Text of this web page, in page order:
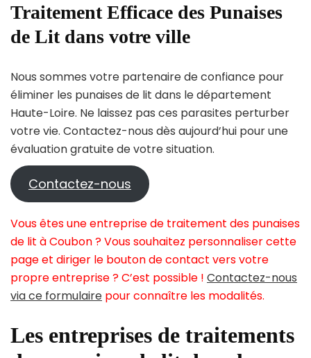
Traitement Efficace des Punaises
de Lit dans votre ville
Nous sommes votre partenaire de confiance pour
éliminer les punaises de lit dans le département
Haute-Loire. Ne laissez pas ces parasites perturber
votre vie. Contactez-nous dès aujourd’hui pour une
évaluation gratuite de votre situation.
Contactez-nous
Vous êtes une entreprise de traitement des punaises
de lit à Coubon ? Vous souhaitez personnaliser cette
page et diriger le bouton de contact vers votre
propre entreprise ? C’est possible ! Contactez-nous
via ce formulaire pour connaître les modalités.
Les entreprises de traitements